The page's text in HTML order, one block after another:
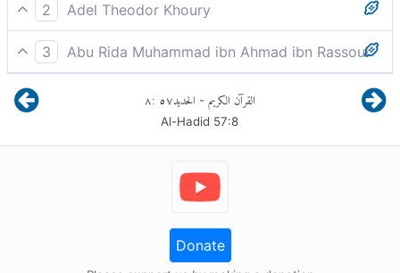
2
Adel Theodor Khoury
Warum wollt ihr denn nicht an Gott glauben, wo doch
der Gesandte euch dazu aufruft, an euren Herrn zu
glauben, und wo Er eure Verpflichtungen
entgegengenommen hat, so ihr gläubig seid?
3
Abu Rida Muhammad ibn Ahmad ibn Rassoul
Was ist euch, daß ihr nicht an Allah glaubt, obwohl
der Gesandte euch aufruft, an euren Herrn zu
glauben; und Er hat von euch bereits ein Versprechen
abgenommen, wenn ihr Gläubige seid.
القرآن الكريم - الحديد٥٧:٨
Al-Hadid 57:8
Donate